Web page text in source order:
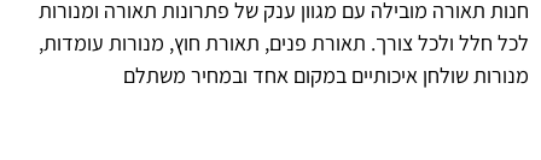
חנות תאורה מובילה עם מגוון ענק של פתרונות תאורה ומנורות
לכל חלל ולכל צורך. תאורת פנים, תאורת חוץ, מנורות עומדות,
מנורות שולחן איכותיים במקום אחד ובמחיר משתלם